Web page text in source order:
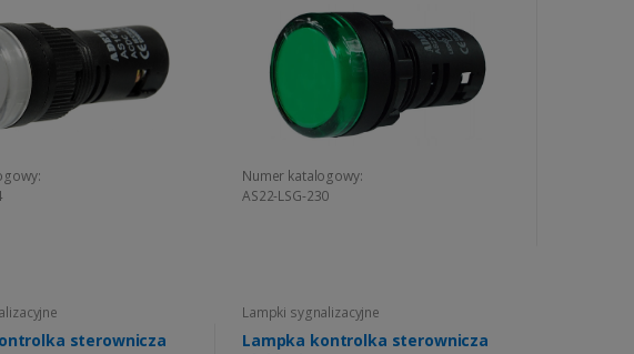
Numer katalogowy:
AS22-LSG-230
sterownicza
Lampki sygnalizacyjne
Lampka kontrolka sterownicza